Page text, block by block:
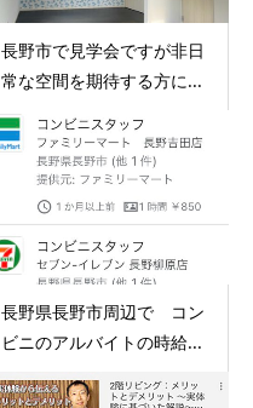
長野市で見学会ですが非日
常な空間を期待する方に...
長野県長野市周辺で コン
ビニのアルバイトの時給...